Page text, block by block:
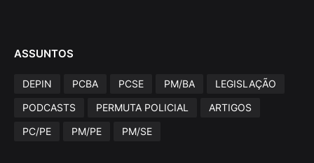
ASSUNTOS
DEPIN PCBA PCSE PM/BA
LEGISLAÇÃO
PODCASTS
PERMUTA POLICIAL
ARTIGOS
PC/PE
PM/PE PM/SE